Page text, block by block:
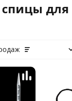
для